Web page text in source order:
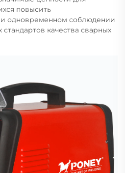
повысить
одновременном соблюдении
качества сварных